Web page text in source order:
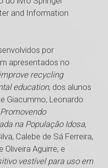
and Information
por
apresentados no
recycling
education, dos alunos
Giacummo, Leonardo
na População Idosa,
Calebe de Sá Ferreira,
Aguirre; e
vestível para uso em